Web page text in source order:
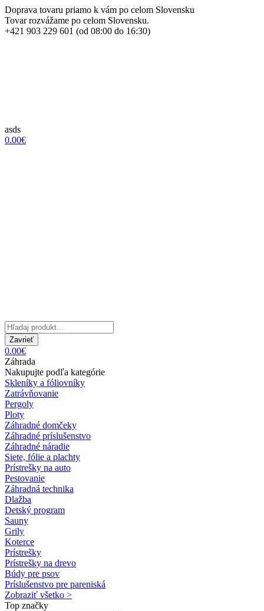
Doprava tovaru priamo k vám po celom Slovensku
Tovar rozvážame po celom Slovensku.
+421 903 229 601 (od 08:00 do 16:30)
asds
0.00€
Zavrieť
0.00€
Záhrada
Nakupujte podľa kategórie
Skleníky a fóliovníky
Zatrávňovanie
Pergoly
Ploty
Záhradné domčeky
Záhradné príslušenstvo
Záhradné náradie
Siete, fólie a plachty
Prístrešky na auto
Pestovanie
Záhradná technika
Dlažba
Detský program
Sauny
Grily
Koterce
Prístrešky
Prístrešky na drevo
Búdy pre psov
Príslušenstvo pre pareniská
Zobraziť všetko >
Top značky